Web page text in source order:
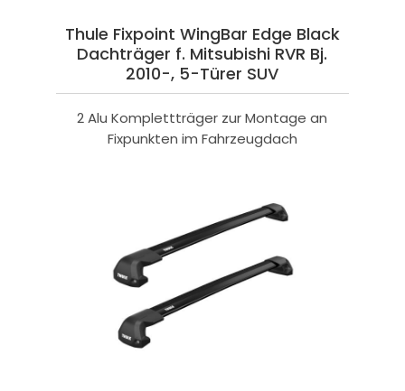
Thule Fixpoint WingBar Edge Black
Dachträger f. Mitsubishi RVR Bj.
2010-, 5-Türer SUV
2 Alu Komplettträger zur Montage an
Fixpunkten im Fahrzeugdach